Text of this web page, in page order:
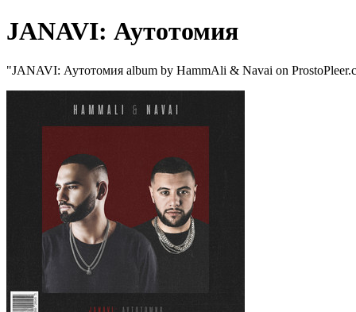
JANAVI: Аутотомия
"JANAVI: Аутотомия album by HammAli & Navai on